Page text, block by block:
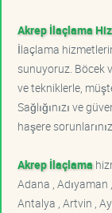
Akrep İlaçlama
İlaçlama
sunuyoruz. Böcek
ve tekniklerle,
Sağlığınızı ve
haşere
Akrep İlaçlama
Adana , Adıyaman
Antalya , Artvin ,